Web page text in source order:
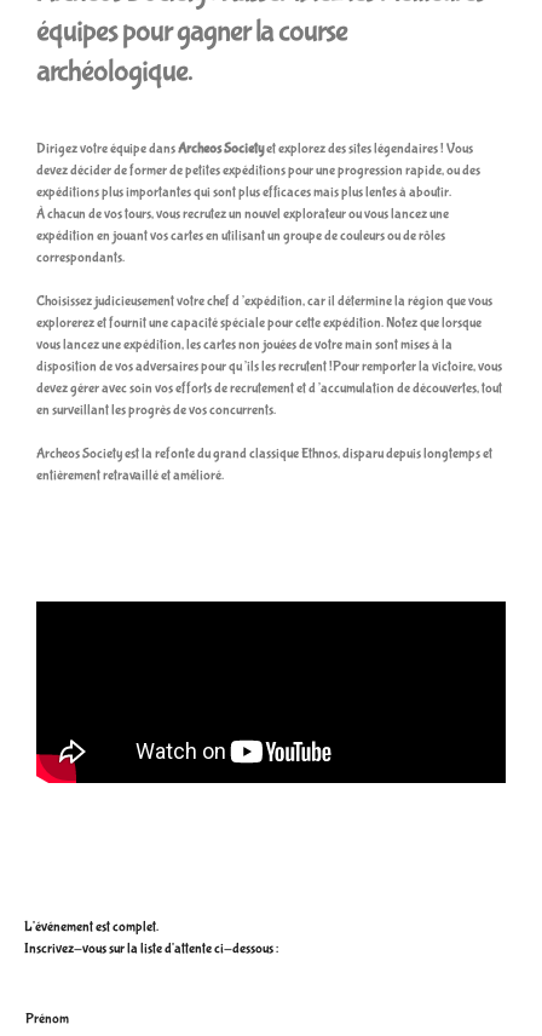
équipes pour gagner la course
archéologique.
Dirigez votre équipe dansArcheos Societyet explorez des sites légendaires ! Vous
devez décider de former de petites expéditions pour une progression rapide, ou des
expéditions plus importantes qui sont plus efficaces mais plus lentes à aboutir.
À chacun de vos tours, vous recrutez un nouvel explorateur ou vous lancez une
expédition en jouant vos cartes en utilisant un groupe de couleurs ou de rôles
correspondants.
Choisissez judicieusement votre chef d’expédition, car il détermine la région que vous
explorerez et fournit une capacité spéciale pour cette expédition. Notez que lorsque
vous lancez une expédition, les cartes non jouées de votre main sont mises à la
disposition de vos adversaires pour qu’ils les recrutent !Pour remporter la victoire, vous
devez gérer avec soin vos efforts de recrutement et d’accumulation de découvertes, tout
en surveillant les progrès de vos concurrents.
Archeos Society est la refonte du grand classique Ethnos, disparu depuis longtemps et
entièrement retravaillé et amélioré.
L'événement est complet.
Inscrivez-vous sur la liste d'attente ci-dessous :
rPrénom